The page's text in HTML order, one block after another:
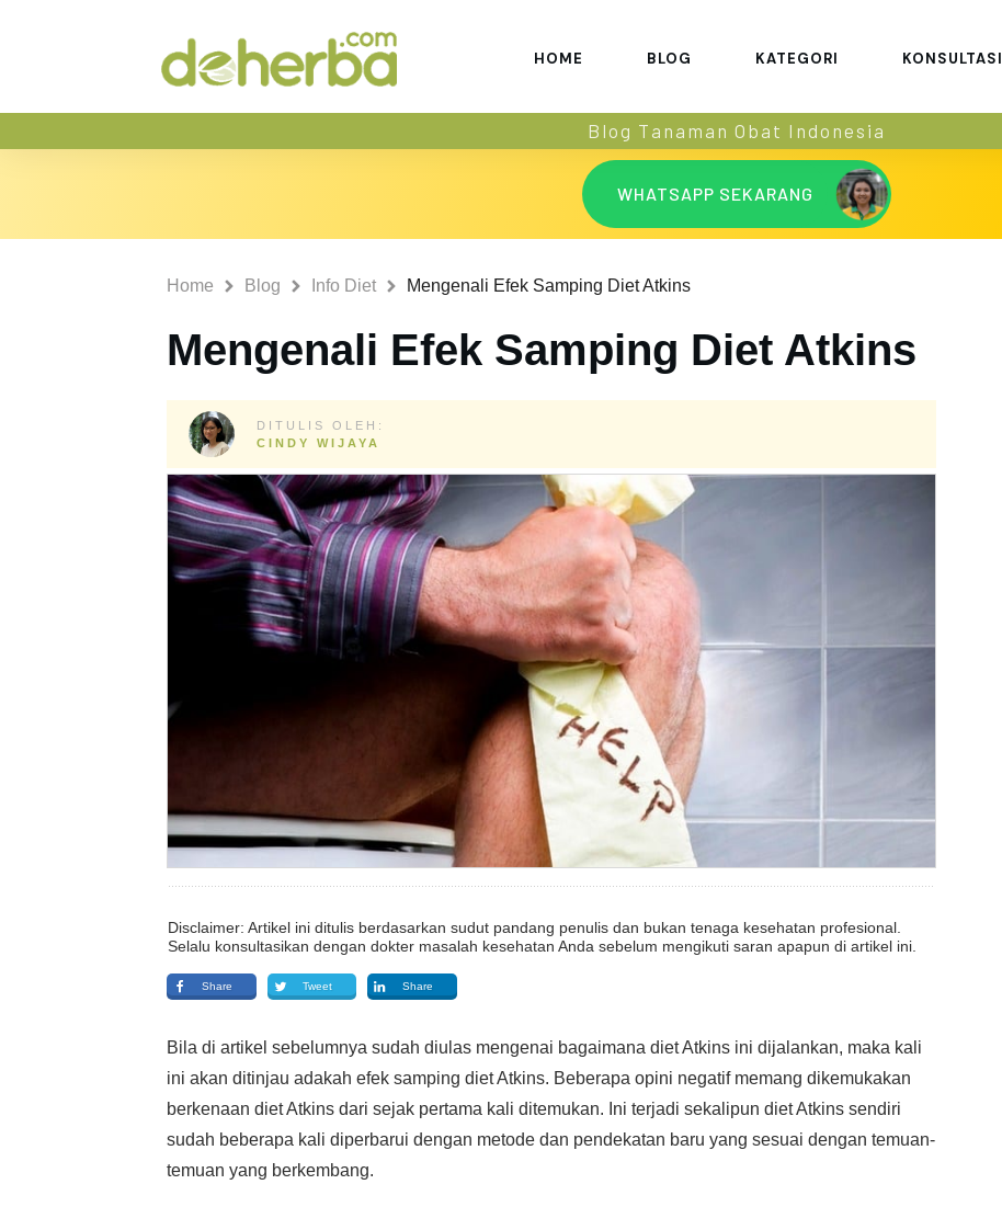
HOME BLOG KATEGORI KONSULTASI
Blog Tanaman Obat Indonesia
WHATSAPP SEKARANG
Home Blog Info Diet Mengenali Efek Samping Diet Atkins
Mengenali Efek Samping Diet Atkins
DITULIS OLEH:
CINDY WIJAYA
Disclaimer: Artikel ini ditulis berdasarkan sudut pandang penulis dan bukan tenaga kesehatan profesional.
Selalu konsultasikan dengan dokter masalah kesehatan Anda sebelum mengikuti saran apapun di artikel ini.
Share Tweet Share
Bila di artikel sebelumnya sudah diulas mengenai bagaimana diet Atkins ini dijalankan, maka kali
ini akan ditinjau adakah efek samping diet Atkins. Beberapa opini negatif memang dikemukakan
berkenaan diet Atkins dari sejak pertama kali ditemukan. Ini terjadi sekalipun diet Atkins sendiri
sudah beberapa kali diperbarui dengan metode dan pendekatan baru yang sesuai dengan temuan-
temuan yang berkembang.